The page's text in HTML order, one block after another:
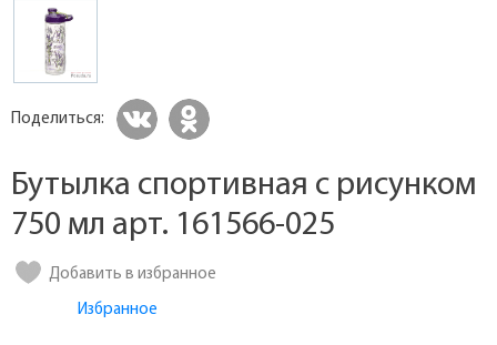
Поделиться:
Бутылка спортивная с рисунком
750 мл арт. 161566-025
Добавить в избранное
Избранное